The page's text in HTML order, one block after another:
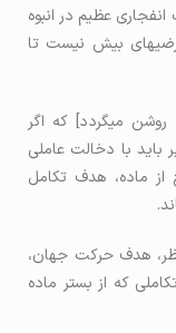
انفجاری عظیم در انبوه
بیش نیست تا
روشن می­گردد] که اگر
باید با دخالت عاملی
ماده، هدف تکامل
هدف حرکت جهان،
که از بستر ماده